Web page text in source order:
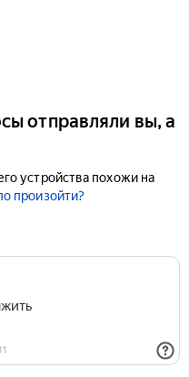
отправляли вы, а
устройства похожи на
произойти?